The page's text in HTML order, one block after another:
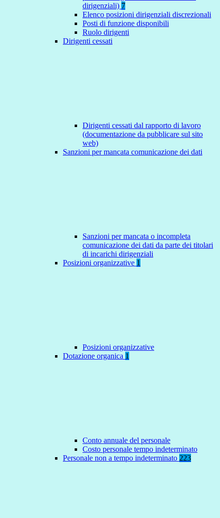
dirigenziali) 7
Elenco posizioni dirigenziali discrezionali
Posti di funzione disponibili
Ruolo dirigenti
Dirigenti cessati
Dirigenti cessati dal rapporto di lavoro
(documentazione da pubblicare sul sito
web)
Sanzioni per mancata comunicazione dei dati
Sanzioni per mancata o incompleta
comunicazione dei dati da parte dei titolari
di incarichi dirigenziali
Posizioni organizzative 1
Posizioni organizzative
Dotazione organica 1
Conto annuale del personale
Costo personale tempo indeterminato
Personale non a tempo indeterminato 223